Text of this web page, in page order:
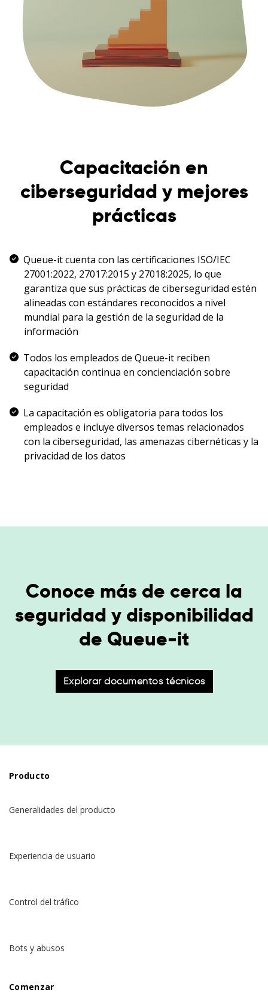
Capacitación en
ciberseguridad y mejores
prácticas
Queue-it cuenta con las certificaciones ISO/IEC
27001:2022, 27017:2015 y 27018:2025, lo que
garantiza que sus prácticas de ciberseguridad estén
alineadas con estándares reconocidos a nivel
mundial para la gestión de la seguridad de la
información
Todos los empleados de Queue-it reciben
capacitación continua en concienciación sobre
seguridad
La capacitación es obligatoria para todos los
empleados e incluye diversos temas relacionados
con la ciberseguridad, las amenazas cibernéticas y la
privacidad de los datos
Conoce más de cerca la
seguridad y disponibilidad
de Queue-it
Explorar documentos técnicos
Producto
Generalidades del producto
Experiencia de usuario
Control del tráfico
Bots y abusos
Comenzar